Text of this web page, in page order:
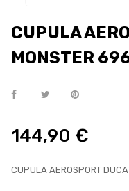
CUPULA
MONSTER
144,90 €
CUPULA AEROSPORT